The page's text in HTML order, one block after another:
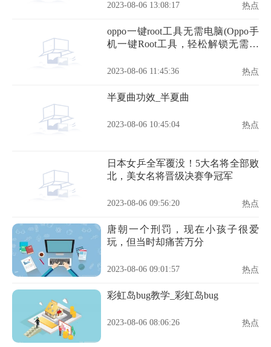
2023-08-06 13:08:17 热点
oppo一键root工具无需电脑(Oppo手
机一键Root工具，轻松解锁无需电
2023-08-06 11:45:36 热点
半夏曲功效_半夏曲
2023-08-06 10:45:04 热点
日本女乒全军覆没！5大名将全部败
北，美女名将晋级决赛争冠军
2023-08-06 09:56:20 热点
唐朝一个刑罚，现在小孩子很爱
玩，但当时却痛苦万分
2023-08-06 09:01:57 热点
彩虹岛bug教学_彩虹岛bug
2023-08-06 08:06:26 热点